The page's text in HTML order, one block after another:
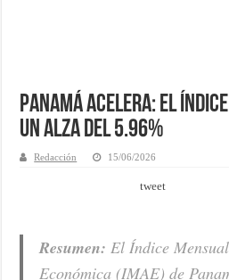
Panamá acelera: el
un alza del 5.96%
Redacción 15/06/2026
tweet
Resumen: El Índice
Económica (IMAE) de